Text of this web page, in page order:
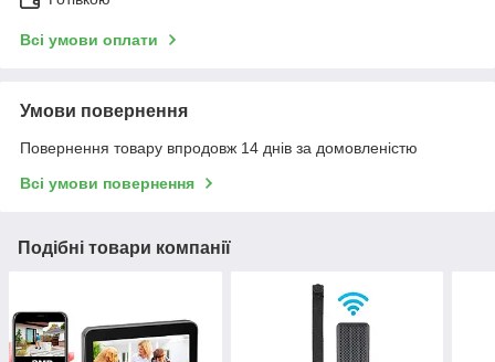
Всі умови оплати
Умови повернення
Повернення товару впродовж 14 днів за домовленістю
Всі умови повернення
Подібні товари компанії